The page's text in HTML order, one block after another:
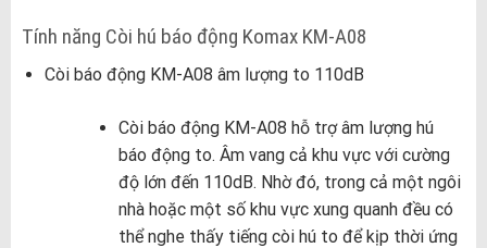
Tính năng Còi hú báo động Komax KM-A08
Còi báo động KM-A08 âm lượng to 110dB
Còi báo động KM-A08 hỗ trợ âm lượng hú
báo động to. Âm vang cả khu vực với cường
độ lớn đến 110dB. Nhờ đó, trong cả một ngôi
nhà hoặc một số khu vực xung quanh đều có
thể nghe thấy tiếng còi hú to để kịp thời ứng